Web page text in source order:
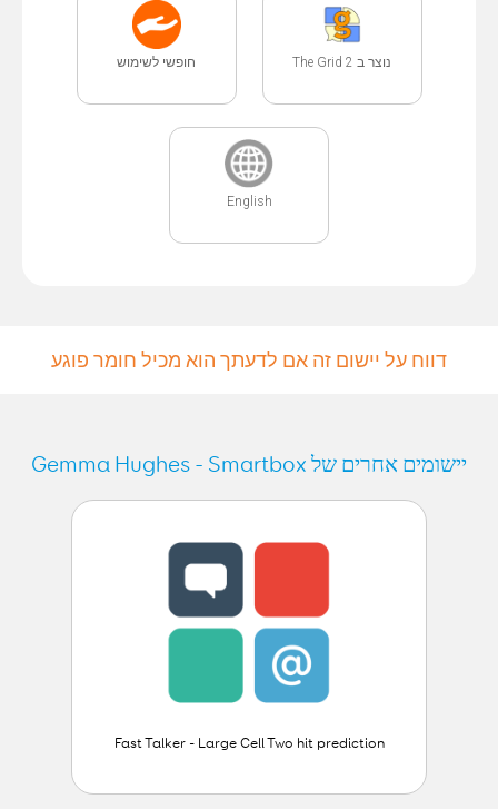
נוצר ב The Grid 2 חופשי לשימוש
English
דווח על יישום זה אם לדעתך הוא מכיל חומר פוגע
יישומים אחרים של Gemma Hughes - Smartbox
Fast Talker - Large Cell Two hit prediction